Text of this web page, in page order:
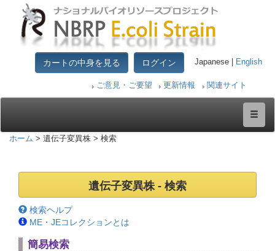
カートの中身を見る ログイン Japanese | English
ご意見・ご要望 更新情報 関連サイト
ホーム > 遺伝子変異株 > 検索
遺伝子変異株 - 検索
検索ヘルプ
ME・JEコレクションとは
簡易検索